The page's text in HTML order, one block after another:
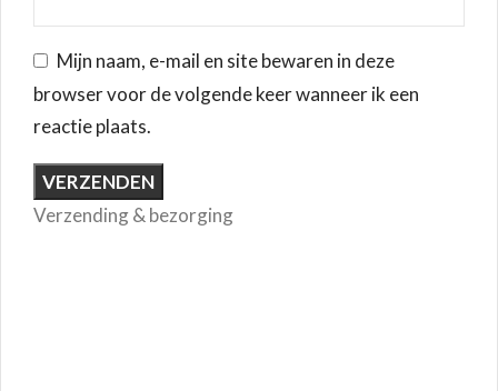
Mijn naam, e-mail en site bewaren in deze
browser voor de volgende keer wanneer ik een
reactie plaats.
Verzending & bezorging